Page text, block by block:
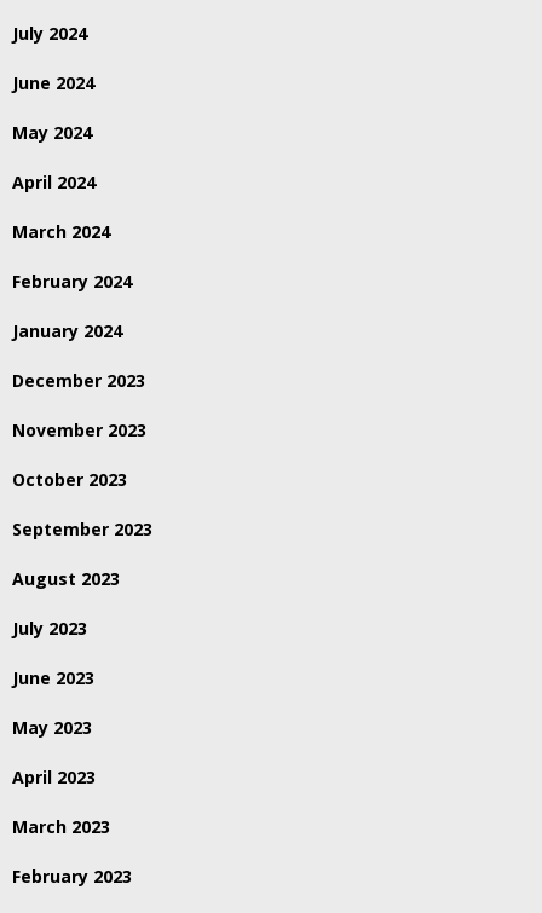
July 2024
June 2024
May 2024
April 2024
March 2024
February 2024
January 2024
December 2023
November 2023
October 2023
September 2023
August 2023
July 2023
June 2023
May 2023
April 2023
March 2023
February 2023